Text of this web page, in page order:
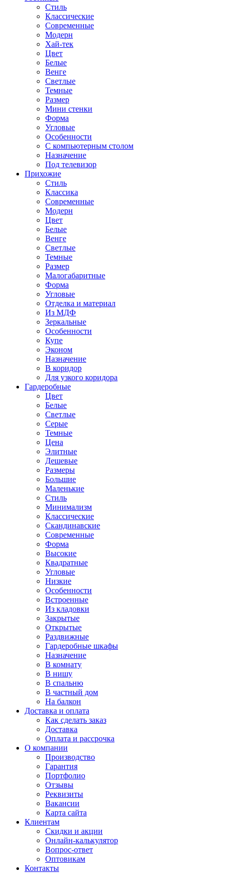
Стиль
Классические
Современные
Модерн
Хай-тек
Цвет
Белые
Венге
Светлые
Темные
Размер
Мини стенки
Форма
Угловые
Особенности
С компьютерным столом
Назначение
Под телевизор
Прихожие
Стиль
Классика
Современные
Модерн
Цвет
Белые
Венге
Светлые
Темные
Размер
Малогабаритные
Форма
Угловые
Отделка и материал
Из МДФ
Зеркальные
Особенности
Купе
Эконом
Назначение
В коридор
Для узкого коридора
Гардеробные
Цвет
Белые
Светлые
Серые
Темные
Цена
Элитные
Дешевые
Размеры
Большие
Маленькие
Стиль
Минимализм
Классические
Скандинавские
Современные
Форма
Высокие
Квадратные
Угловые
Низкие
Особенности
Встроенные
Из кладовки
Закрытые
Открытые
Раздвижные
Гардеробные шкафы
Назначение
В комнату
В нишу
В спальню
В частный дом
На балкон
Доставка и оплата
Как сделать заказ
Доставка
Оплата и рассрочка
О компании
Производство
Гарантия
Портфолио
Отзывы
Реквизиты
Вакансии
Карта сайта
Клиентам
Скидки и акции
Онлайн-калькулятор
Вопрос-ответ
Оптовикам
Контакты